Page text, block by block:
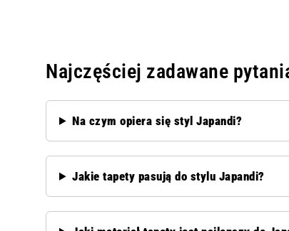
Najczęściej zadawane
Na czym opiera się styl Japandi?
Jakie tapety pasują do stylu Japandi?